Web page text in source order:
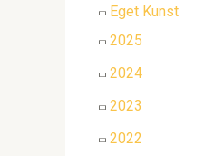
Eget Kunst
2025
2024
2023
2022